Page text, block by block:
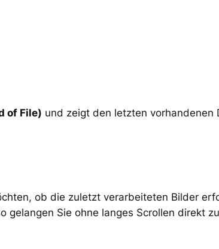
of File) und zeigt den letzten vorhandenen
ob die zuletzt verarbeiteten Bilder
Sie ohne langes Scrollen direkt